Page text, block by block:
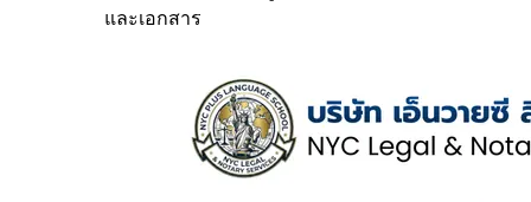
และเอกสาร